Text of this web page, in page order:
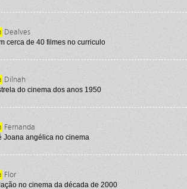
Dealves
cerca de 40 filmes no curriculo
Dilnah
do cinema dos anos 1950
Fernanda
Joana angélica no cinema
Flor
no cinema da década de 2000